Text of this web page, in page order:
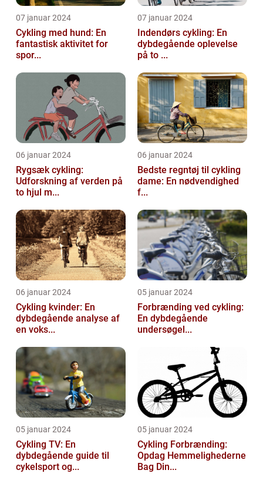
07 januar 2024
Cykling med hund: En
fantastisk aktivitet for
spor...
07 januar 2024
Indendørs cykling: En
dybdegående oplevelse
på to ...
06 januar 2024
Rygsæk cykling:
Udforskning af verden på
to hjul m...
06 januar 2024
Bedste regntøj til cykling
dame: En nødvendighed
f...
06 januar 2024
Cykling kvinder: En
dybdegående analyse af
en voks...
05 januar 2024
Forbrænding ved cykling:
En dybdegående
undersøgel...
05 januar 2024
Cykling TV: En
dybdegående guide til
cykelsport og...
05 januar 2024
Cykling Forbrænding:
Opdag Hemmelighederne
Bag Din...